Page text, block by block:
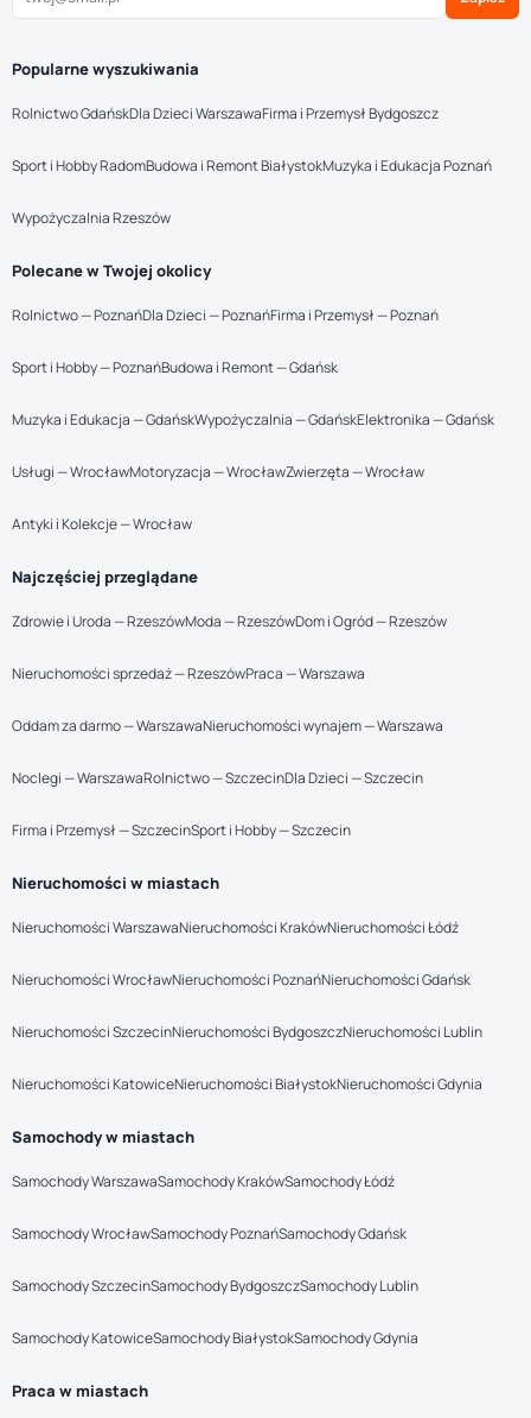
Popularne wyszukiwania
Rolnictwo GdańskDla Dzieci WarszawaFirma i Przemysł Bydgoszcz
Sport i Hobby RadomBudowa i Remont BiałystokMuzyka i Edukacja Poznań
Wypożyczalnia Rzeszów
Polecane w Twojej okolicy
Rolnictwo — PoznańDla Dzieci — PoznańFirma i Przemysł — Poznań
Sport i Hobby — PoznańBudowa i Remont — Gdańsk
Muzyka i Edukacja — GdańskWypożyczalnia — GdańskElektronika — Gdańsk
Usługi — WrocławMotoryzacja — WrocławZwierzęta — Wrocław
Antyki i Kolekcje — Wrocław
Najczęściej przeglądane
Zdrowie i Uroda — RzeszówModa — RzeszówDom i Ogród — Rzeszów
Nieruchomości sprzedaż — RzeszówPraca — Warszawa
Oddam za darmo — WarszawaNieruchomości wynajem — Warszawa
Noclegi — WarszawaRolnictwo — SzczecinDla Dzieci — Szczecin
Firma i Przemysł — SzczecinSport i Hobby — Szczecin
Nieruchomości w miastach
Nieruchomości WarszawaNieruchomości KrakówNieruchomości Łódź
Nieruchomości WrocławNieruchomości PoznańNieruchomości Gdańsk
Nieruchomości SzczecinNieruchomości BydgoszczNieruchomości Lublin
Nieruchomości KatowiceNieruchomości BiałystokNieruchomości Gdynia
Samochody w miastach
Samochody WarszawaSamochody KrakówSamochody Łódź
Samochody WrocławSamochody PoznańSamochody Gdańsk
Samochody SzczecinSamochody BydgoszczSamochody Lublin
Samochody KatowiceSamochody BiałystokSamochody Gdynia
Praca w miastach